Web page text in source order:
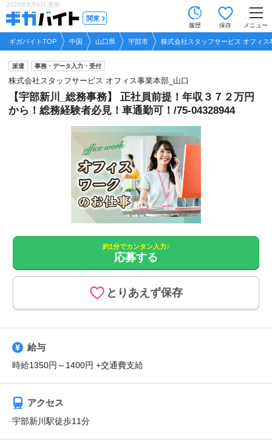
2026年8月6日 更新
関東
履歴 保存 メニュー
ギガバイトTOP 中国 山口県 宇部市 株式会社スタッフサービス オフィ
派遣 事務・データ入力・受付
株式会社スタッフサービス オフィス事業本部_山口
【宇部新川_総務事務】 正社員前提！年収３７２万円
から！総務経験者必見！車通勤可！/75-04328944
約1分でカンタン入力♪
応募する
とりあえず保存
給与
時給1350円～1400円 +交通費支給
アクセス
宇部新川駅徒歩11分